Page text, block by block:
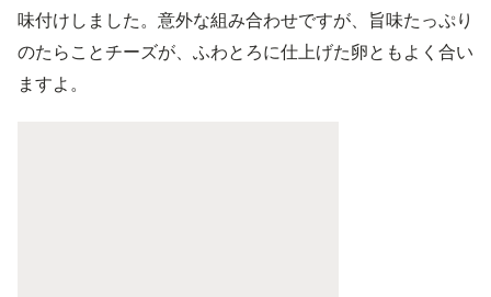
味付けしました。意外な組み合わせですが、旨味たっぷり
のたらことチーズが、ふわとろに仕上げた卵ともよく合い
ますよ。